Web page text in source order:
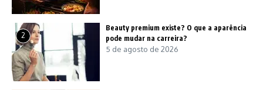
2
Beauty premium existe? O que a aparência
pode mudar na carreira?
5 de agosto de 2026